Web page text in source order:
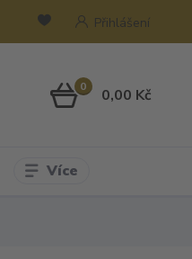
Přihlášení
0 0,00 Kč
Více